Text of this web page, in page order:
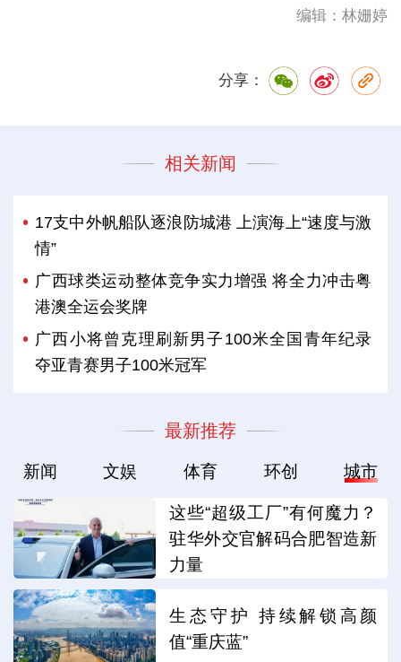
编辑：林姗婷
分享：
相关新闻
17支中外帆船队逐浪防城港 上演海上“速度与激
情”
广西球类运动整体竞争实力增强 将全力冲击粤
港澳全运会奖牌
广西小将曾克理刷新男子100米全国青年纪录
夺亚青赛男子100米冠军
最新推荐
新闻 文娱 体育 环创 城市
这些“超级工厂”有何魔力？
驻华外交官解码合肥智造新
力量
生态守护 持续解锁高颜
值“重庆蓝”